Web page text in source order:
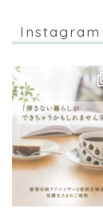
Instagram